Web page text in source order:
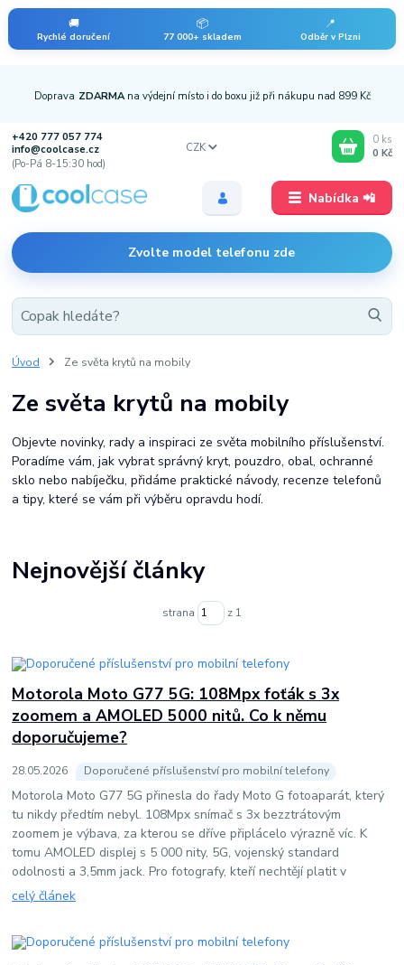
🚚
Rychlé doručení
📦
77 000+ skladem
📍
Odběr v Plzni
Nabídka 📲
Doprava ZDARMA na výdejní místo i do boxu již při nákupu nad 899 Kč
+420 777 057 774
info@coolcase.cz
(Po-Pá 8-15:30 hod)
Zvolte model telefonu zde
CZK
0 ks
0 Kč
Úvod Ze světa krytů na mobily
Ze světa krytů na mobily
Objevte novinky, rady a inspiraci ze světa mobilního příslušenství.
Poradíme vám, jak vybrat správný kryt, pouzdro, obal, ochranné
sklo nebo nabíječku, přidáme praktické návody, recenze telefonů
a tipy, které se vám při výběru opravdu hodí.
Nejnovější články
strana z 1
Motorola Moto G77 5G: 108Mpx foťák s 3x
zoomem a AMOLED 5000 nitů. Co k němu
doporučujeme?
28.05.2026 Doporučené příslušenství pro mobilní telefony
Motorola Moto G77 5G přinesla do řady Moto G fotoaparát, který
tu nikdy předtím nebyl. 108Mpx snímač s 3x bezztrátovým
zoomem je výbava, za kterou se dříve připlácelo výrazně víc. K
tomu AMOLED displej s 5 000 nity, 5G, vojenský standard
odolnosti a 3,5mm jack. Pro fotografy, kteří nechtějí platit v
celý článek